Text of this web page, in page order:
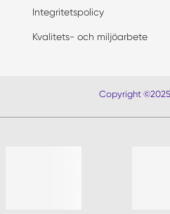
Integritetspolicy
Kvalitets- och miljöarbete
Copyright